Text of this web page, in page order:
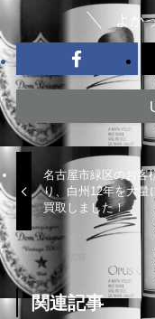
よか
名古屋市緑区のお客
り、白州12年を大量
買取しました！
関連記事